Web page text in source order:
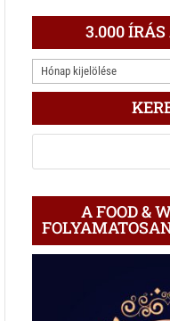
3.000 ÍRÁS
3.000
ÍRÁS
BLOGON
A FOOD &